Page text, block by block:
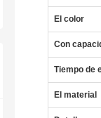
El color
Con
Tiempo de
El material